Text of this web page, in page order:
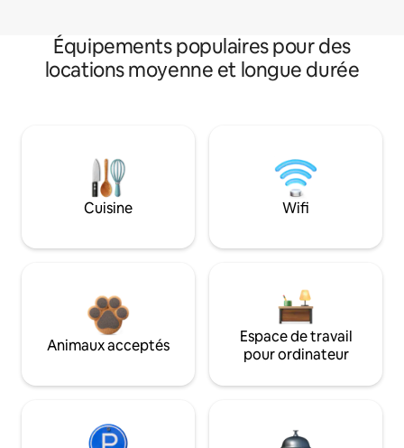
Équipements populaires pour des
locations moyenne et longue durée
Cuisine Wifi
Animaux acceptés
Espace de travail
pour ordinateur